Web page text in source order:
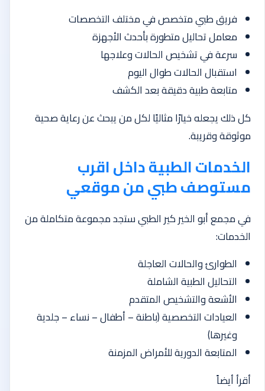
فريق طبي متخصص في مختلف التخصصات
معامل تحاليل متطورة بأحدث الأجهزة
سرعة في تشخيص الحالات وعلاجها
استقبال الحالات طوال اليوم
متابعة طبية دقيقة بعد الكشف
كل ذلك يجعله خيارًا مثاليًا لكل من يبحث عن رعاية صحية
موثوقة وقريبة.
الخدمات الطبية داخل اقرب
مستوصف طبي من موقعي
في مجمع أبو الخير كير الطبي ستجد مجموعة متكاملة من
الخدمات:
الطوارئ والحالات العاجلة
التحاليل الطبية الشاملة
الأشعة والتشخيص المتقدم
العيادات التخصصية (باطنة – أطفال – نساء – جلدية
وغيرها)
المتابعة الدورية للأمراض المزمنة
أقرأ أيضاً